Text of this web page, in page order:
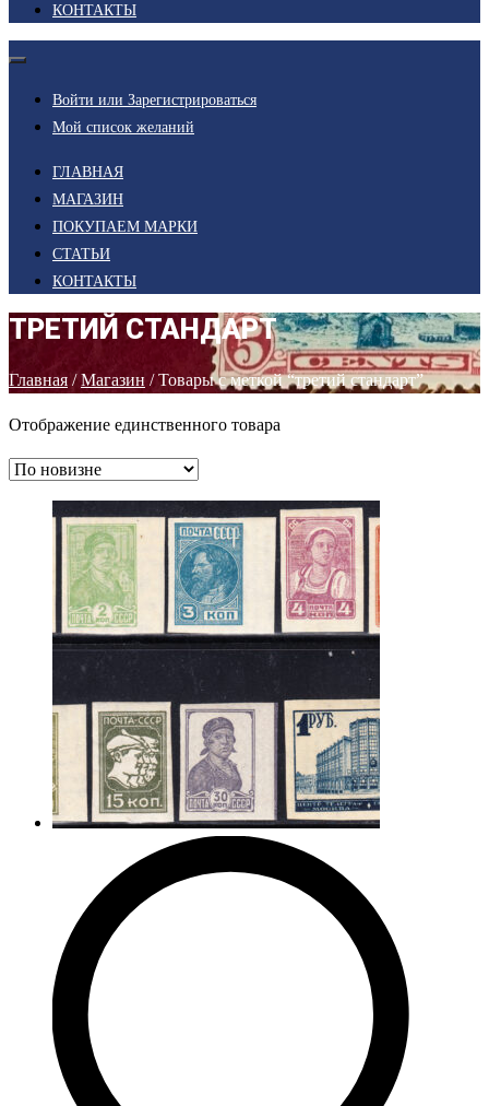
КОНТАКТЫ
Войти или Зарегистрироваться
Мой список желаний
ГЛАВНАЯ
МАГАЗИН
ПОКУПАЕМ МАРКИ
СТАТЬИ
КОНТАКТЫ
ТРЕТИЙ СТАНДАРТ
Главная /Магазин / Товары с меткой “третий стандарт”
Отображение единственного товара